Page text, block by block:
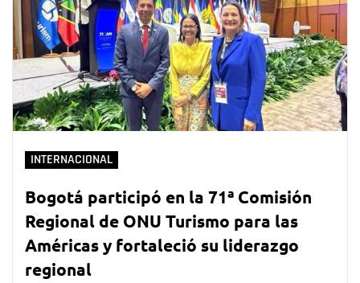
INTERNACIONAL
Bogotá participó en la 71ª Comisión
Regional de ONU Turismo para las
Américas y fortaleció su liderazgo
regional